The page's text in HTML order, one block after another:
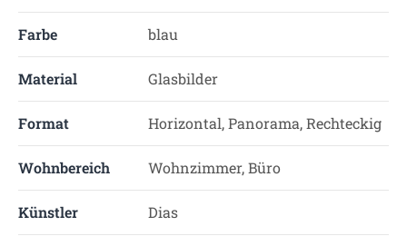
Farbe blau
Material Glasbilder
Format Horizontal, Panorama, Rechteckig
Wohnbereich Wohnzimmer, Büro
Künstler Dias